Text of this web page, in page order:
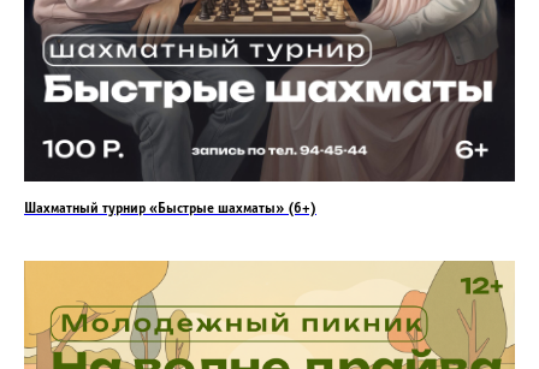
Шахматный турнир «Быстрые шахматы» (6+)